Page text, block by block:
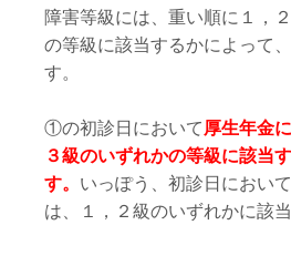
障害等級には、重い順に１，
の等級に該当するかによって
す。
①の初診日において厚生年金
３級のいずれかの等級に該当
す。 いっぽう、初診日におい
は、１，２級のいずれかに該